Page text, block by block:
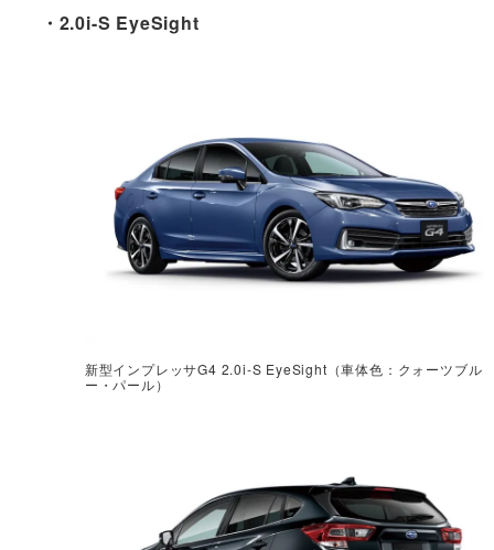
・2.0i-S EyeSight
新型インプレッサG4 2.0i-S EyeSight（車体色：クォーツブル
ー・パール）